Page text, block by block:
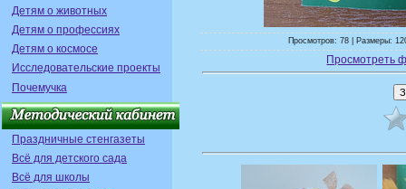
Детям о животных
Детям о профессиях
Детям о космосе
Исследовательские проекты
Почемучка
Праздничные стенгазеты
Всё для детского сада
Всё для школы
Просмотров: 78 | Размеры:
Просмотреть